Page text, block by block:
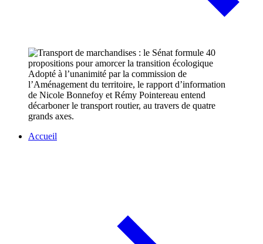
Adopté à l’unanimité par la commission de
l’Aménagement du territoire, le rapport d’information
de Nicole Bonnefoy et Rémy Pointereau entend
décarboner le transport routier, au travers de quatre
grands axes.
Accueil